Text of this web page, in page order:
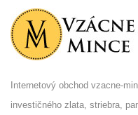
Internetový obchod vzacne-
investičného zlata, striebra,